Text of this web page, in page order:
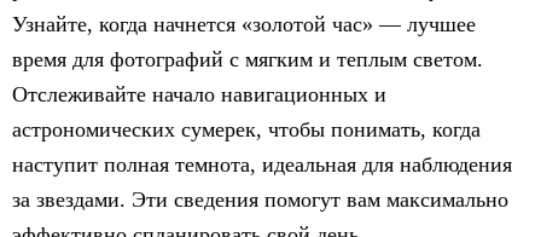
Узнайте, когда начнется «золотой час» — лучшее
время для фотографий с мягким и теплым светом.
Отслеживайте начало навигационных и
астрономических сумерек, чтобы понимать, когда
наступит полная темнота, идеальная для наблюдения
за звездами. Эти сведения помогут вам максимально